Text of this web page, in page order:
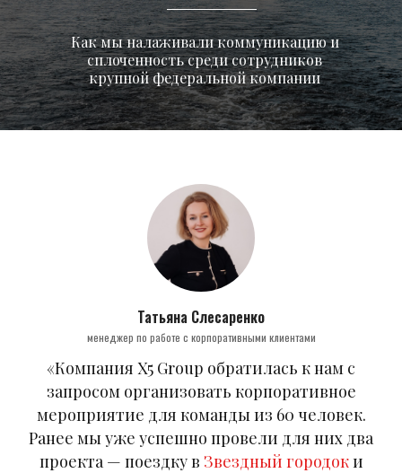
Как мы налаживали коммуникацию и
сплоченность среди сотрудников
крупной федеральной компании
Татьяна Слесаренко
менеджер по работе с корпоративными клиентами
«Компания X5 Group обратилась к нам с
запросом организовать корпоративное
мероприятие для команды из 60 человек.
Ранее мы уже успешно провели для них два
проекта — поездку в Звездный городоки